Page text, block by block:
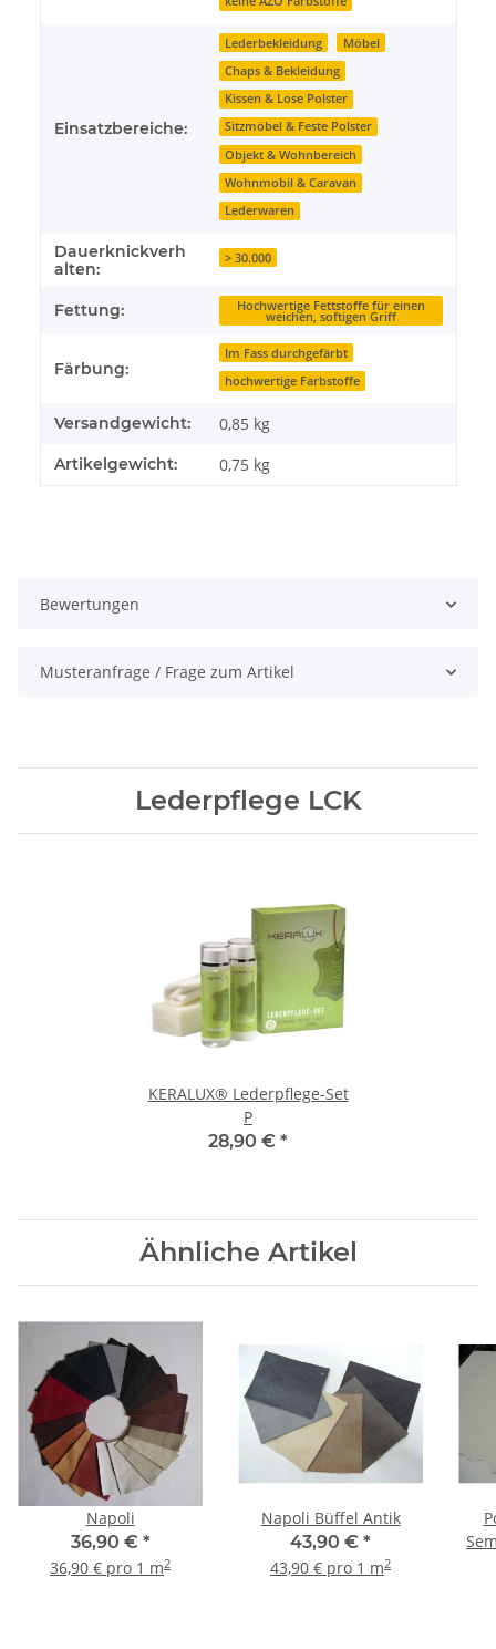
Einsatzbereiche:
Lederbekleidung
Möbel
Chaps & Bekleidung
Kissen & Lose Polster
Sitzmöbel & Feste Polster
Objekt & Wohnbereich
Wohnmobil & Caravan
Lederwaren
Dauerknickverh
alten:
> 30.000
Fettung: Hochwertige Fettstoffe für einen
weichen, softigen Griff
Färbung:
Im Fass durchgefärbt
hochwertige Farbstoffe
Versandgewicht: 0,85 kg
Artikelgewicht: 0,75 kg
Bewertungen
Musteranfrage / Frage zum Artikel
Lederpflege LCK
KERALUX® Lederpflege-Set
P
28,90 € *
Ähnliche Artikel
Napoli
36,90 € *
36,90 € pro 1 m2
Napoli Büffel Antik
43,90 € *
43,90 € pro 1 m2